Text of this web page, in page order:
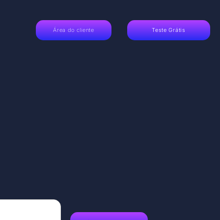
Área do cliente Teste Grátis